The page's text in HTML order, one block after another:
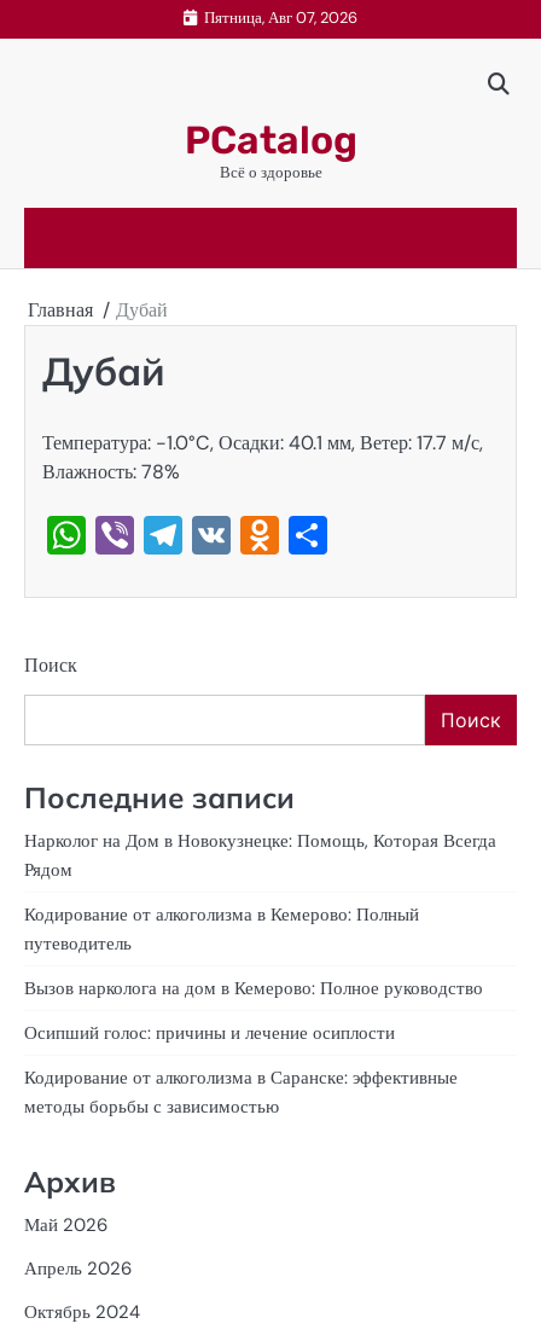
к
Пятница, Авг 07, 2026
PCatalog
Всё о здоровье
Главная Дубай
Дубай
Температура: -1.0°C, Осадки: 40.1 мм, Ветер: 17.7 м/с,
Влажность: 78%
WhatsApp
ViberTelegram
VKOdnoklassniki
Поиск
Поиск
Последние записи
Нарколог на Дом в Новокузнецке: Помощь, Которая Всегда
Рядом
Кодирование от алкоголизма в Кемерово: Полный
путеводитель
Вызов нарколога на дом в Кемерово: Полное руководство
Осипший голос: причины и лечение осиплости
Кодирование от алкоголизма в Саранске: эффективные
методы борьбы с зависимостью
Архив
Май 2026
Апрель 2026
Октябрь 2024